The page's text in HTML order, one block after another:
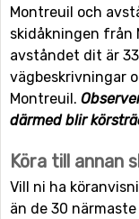
Montreuil och
skidåkningen från
avståndet dit är
vägbeskrivningar
Montreuil.
därmed blir
Köra till annan
Vill ni ha
än de 30